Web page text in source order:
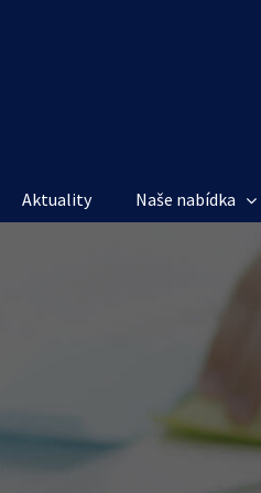
Aktuality Naše nabídka